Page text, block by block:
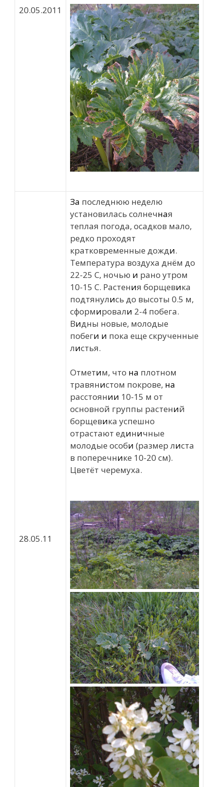
20.05.2011
28.05.11
За последнюю неделю
установилась солнечная
теплая погода, осадков мало,
редко проходят
кратковременные дожди.
Температура воздуха днём до
22-25 С, ночью и рано утром
10-15 С. Растения борщевика
подтянулись до высоты 0.5 м,
сформировали 2-4 побега.
Видны новые, молодые
побеги и пока еще скрученные
листья.
Отметим, что на плотном
травянистом покрове, на
расстоянии 10-15 м от
основной группы растений
борщевика успешно
отрастают единичные
молодые особи (размер листа
в поперечнике 10-20 см).
Цветёт черемуха.